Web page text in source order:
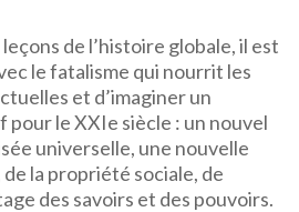
leçons de l’histoire globale, il est
le fatalisme qui nourrit les
et d’imaginer un
le XXIe siècle : un nouvel
universelle, une nouvelle
la propriété sociale, de
des savoirs et des pouvoirs.